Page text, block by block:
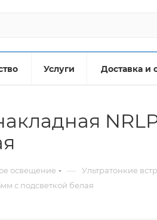
Услуги Доставка и
освещение — Ультратонкие
с подсветкой белая